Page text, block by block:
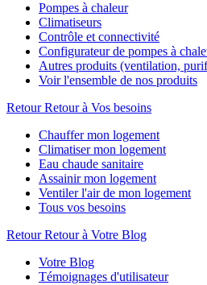
Pompes à chaleur
Climatiseurs
Contrôle et connectivité
Configurateur de pompes à
Autres produits (ventilation,
Voir l'ensemble de nos produits
Retour Retour à Vos besoins
Chauffer mon logement
Climatiser mon logement
Eau chaude sanitaire
Assainir mon logement
Ventiler l'air de mon logement
Tous vos besoins
Retour Retour à Votre Blog
Votre Blog
Témoignages d'utilisateur